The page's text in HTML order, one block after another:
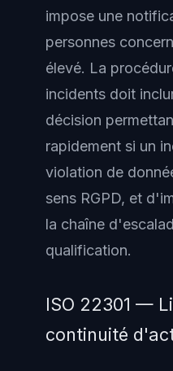
impose une
personnes
élevé. La
incidents doit
décision
rapidement si un
violation de
sens RGPD, et
la chaîne
qualification.
ISO 22301 —
continuité